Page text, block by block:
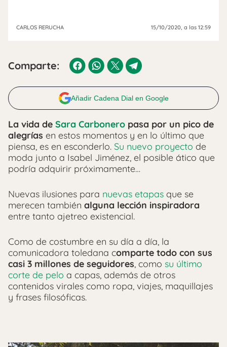
CARLOS RERUCHA 15/10/2020 , a las 12:59
Comparte:
Añadir Cadena Dial en Google
La vida de Sara Carbonero pasa por un pico de
alegrías en estos momentos y en lo último que
piensa, es en esconderlo. Su nuevo proyecto de
moda junto a Isabel Jiménez, el posible ático que
podría adquirir próximamente…
Nuevas ilusiones para nuevas etapas que se
merecen también alguna lección inspiradora
entre tanto ajetreo existencial.
Como de costumbre en su día a día, la
comunicadora toledana comparte todo con sus
casi 3 millones de seguidores, como su último
corte de pelo a capas, además de otros
contenidos virales como ropa, viajes, maquillajes
y frases filosóficas.